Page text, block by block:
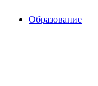
Образование